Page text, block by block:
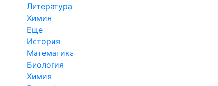
Литература
Химия
Еще
История
Математика
Биология
Химия